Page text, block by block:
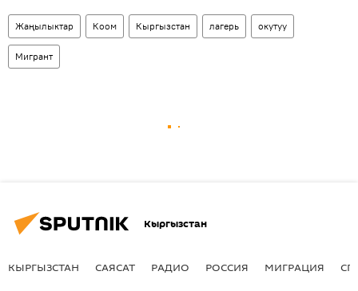
Жаңылыктар Коом Кыргызстан лагерь окутуу
Мигрант
Кыргызстан
КЫРГЫЗСТАН САЯСАТ РАДИО РОССИЯ МИГРАЦИЯ